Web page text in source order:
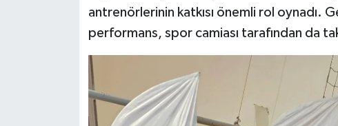
antrenörlerinin katkısı önemli rol oynadı.
performans, spor camiası tarafından da